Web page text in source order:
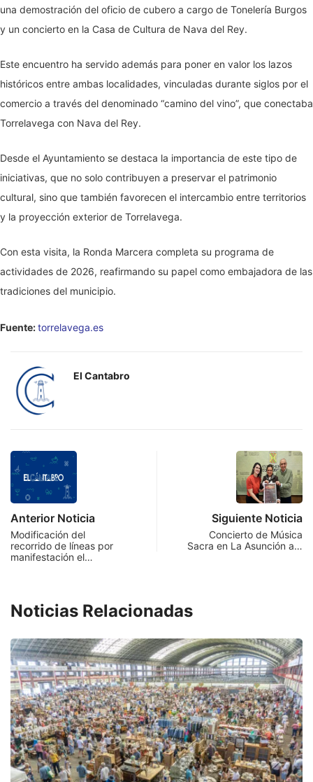
una demostración del oficio de cubero a cargo de Tonelería Burgos
y un concierto en la Casa de Cultura de Nava del Rey.
Este encuentro ha servido además para poner en valor los lazos
históricos entre ambas localidades, vinculadas durante siglos por el
comercio a través del denominado “camino del vino”, que conectaba
Torrelavega con Nava del Rey.
Desde el Ayuntamiento se destaca la importancia de este tipo de
iniciativas, que no solo contribuyen a preservar el patrimonio
cultural, sino que también favorecen el intercambio entre territorios
y la proyección exterior de Torrelavega.
Con esta visita, la Ronda Marcera completa su programa de
actividades de 2026, reafirmando su papel como embajadora de las
tradiciones del municipio.
Fuente:torrelavega.es
El Cantabro
Anterior Noticia
Modificación del
recorrido de líneas por
manifestación el…
Siguiente Noticia
Concierto de Música
Sacra en La Asunción a…
Noticias Relacionadas